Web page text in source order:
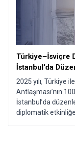
Türkiye–İsviçre
İstanbul’da
2025 yılı, Türkiye
Antlaşması’nın
İstanbul’da
diplomatik